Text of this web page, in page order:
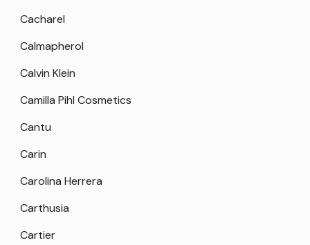
Cacharel
Calmapherol
Calvin Klein
Camilla Pihl Cosmetics
Cantu
Carin
Carolina Herrera
Carthusia
Cartier